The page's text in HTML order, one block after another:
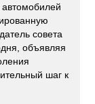
совета
объявляя
шаг к